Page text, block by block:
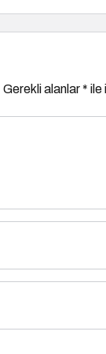
Gerekli alanlar* ile